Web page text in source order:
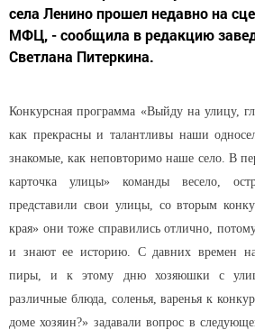
села Ленино прошел недавно на
МФЦ, - сообщила в редакцию
Светлана Питеркина.
Конкурсная программа «Выйду на улицу,
как прекрасны и талантливы наши
знакомые, как неповторимо наше село. В
карточка улицы» команды весело,
представили свои улицы, со вторым
края» они тоже справились отлично,
и знают ее историю. С давних времен на
пиры, и к этому дню хозяюшки с улиц-
различные блюда, соленья, варенья к
доме хозяин?» задавали вопрос в